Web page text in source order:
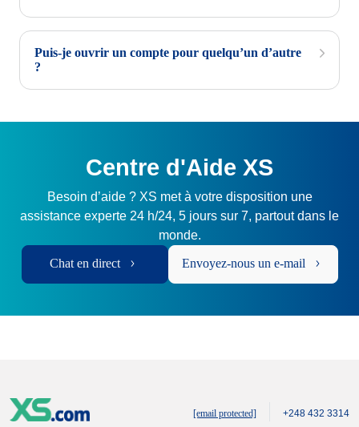
Puis-je ouvrir un compte pour quelqu’un d’autre
?
Centre d'Aide XS
Besoin d’aide ? XS met à votre disposition une
assistance experte 24 h/24, 5 jours sur 7, partout dans le
monde.
Chat en direct Envoyez-nous un e-mail
[email protected] +248 432 3314